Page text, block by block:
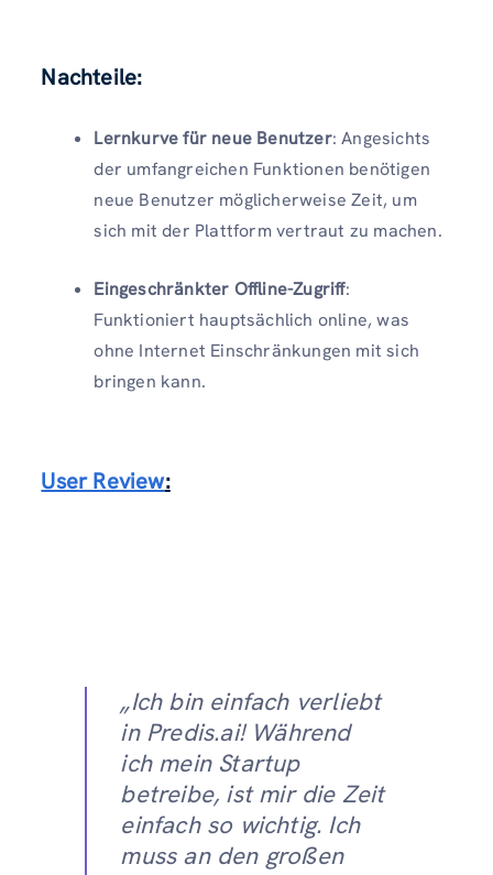
Nachteile:
Lernkurve für neue Benutzer: Angesichts
der umfangreichen Funktionen benötigen
neue Benutzer möglicherweise Zeit, um
sich mit der Plattform vertraut zu machen.
Eingeschränkter Offline-Zugriff:
Funktioniert hauptsächlich online, was
ohne Internet Einschränkungen mit sich
bringen kann.
User Review:
„Ich bin einfach verliebt
in Predis.ai! Während
ich mein Startup
betreibe, ist mir die Zeit
einfach so wichtig. Ich
muss an den großen